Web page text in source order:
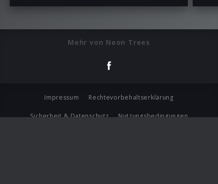
Mehr von Neon Trees
Impressum Rechtevorbehaltserklärung
Sicherheit & Datenschutz Nutzungsbedingungen